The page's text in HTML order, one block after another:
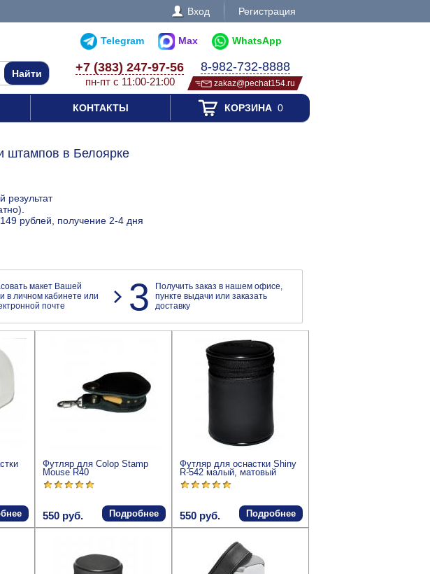
Вход Регистрация
Telegram Max WhatsApp
+7 (383) 247-97-56
пн-пт с 11:00-21:00
8-982-732-8888
zakaz@pechat154.ru
КОНТАКТЫ КОРЗИНА0
штампов в Белоярке
результат
рублей, получение 2-4 дня
макет Вашей
в личном кабинете или
почте
3
Получить заказ в нашем офисе,
пункте выдачи или заказать
доставку
Футляр для Colop Stamp
Mouse R40
550 руб. Подробнее
Футляр для оснастки Shiny
R-542 малый, матовый
550 руб. Подробнее